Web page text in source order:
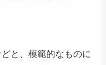
どと、模範的なものに